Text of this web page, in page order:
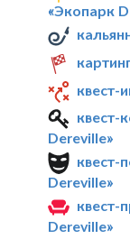
«Экопарк
квест-
квест-
Dereville»
квест-
Dereville»
квест-
Dereville»